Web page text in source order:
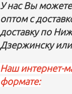
У нас Вы можете
оптом с
доставку по
Дзержинску
Наш интернет-
формате: